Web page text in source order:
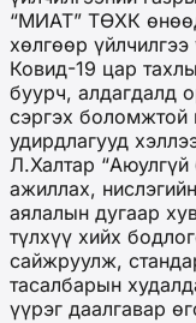
“МИАТ” ТӨХК
хөлгөөр
Ковид-19 цар
буурч, алдагдалд
сэргэх боломжтой
удирдлагууд
Л.Халтар “Аюулгүй
ажиллах,
аялалын дугаар
түлхүү хийх
сайжруулж,
тасалбарын
үүрэг даалгавар